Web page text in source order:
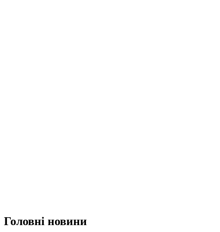
Головні новини